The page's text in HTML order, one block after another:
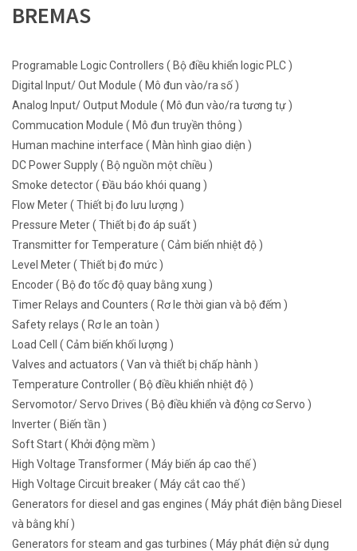
BREMAS
Programable Logic Controllers ( Bộ điều khiển logic PLC )
Digital Input/ Out Module ( Mô đun vào/ra số )
Analog Input/ Output Module ( Mô đun vào/ra tương tự )
Commucation Module ( Mô đun truyền thông )
Human machine interface ( Màn hình giao diện )
DC Power Supply ( Bộ nguồn một chiều )
Smoke detector ( Đầu báo khói quang )
Flow Meter ( Thiết bị đo lưu lượng )
Pressure Meter ( Thiết bị đo áp suất )
Transmitter for Temperature ( Cảm biến nhiệt độ )
Level Meter ( Thiết bị đo mức )
Encoder ( Bộ đo tốc độ quay bằng xung )
Timer Relays and Counters ( Rơ le thời gian và bộ đếm )
Safety relays ( Rơ le an toàn )
Load Cell ( Cảm biến khối lượng )
Valves and actuators ( Van và thiết bị chấp hành )
Temperature Controller ( Bộ điều khiển nhiệt độ )
Servomotor/ Servo Drives ( Bộ điều khiển và động cơ Servo )
Inverter ( Biến tần )
Soft Start ( Khởi động mềm )
High Voltage Transformer ( Máy biến áp cao thế )
High Voltage Circuit breaker ( Máy cắt cao thế )
Generators for diesel and gas engines ( Máy phát điện bằng Diesel
và bằng khí )
Generators for steam and gas turbines ( Máy phát điện sử dụng